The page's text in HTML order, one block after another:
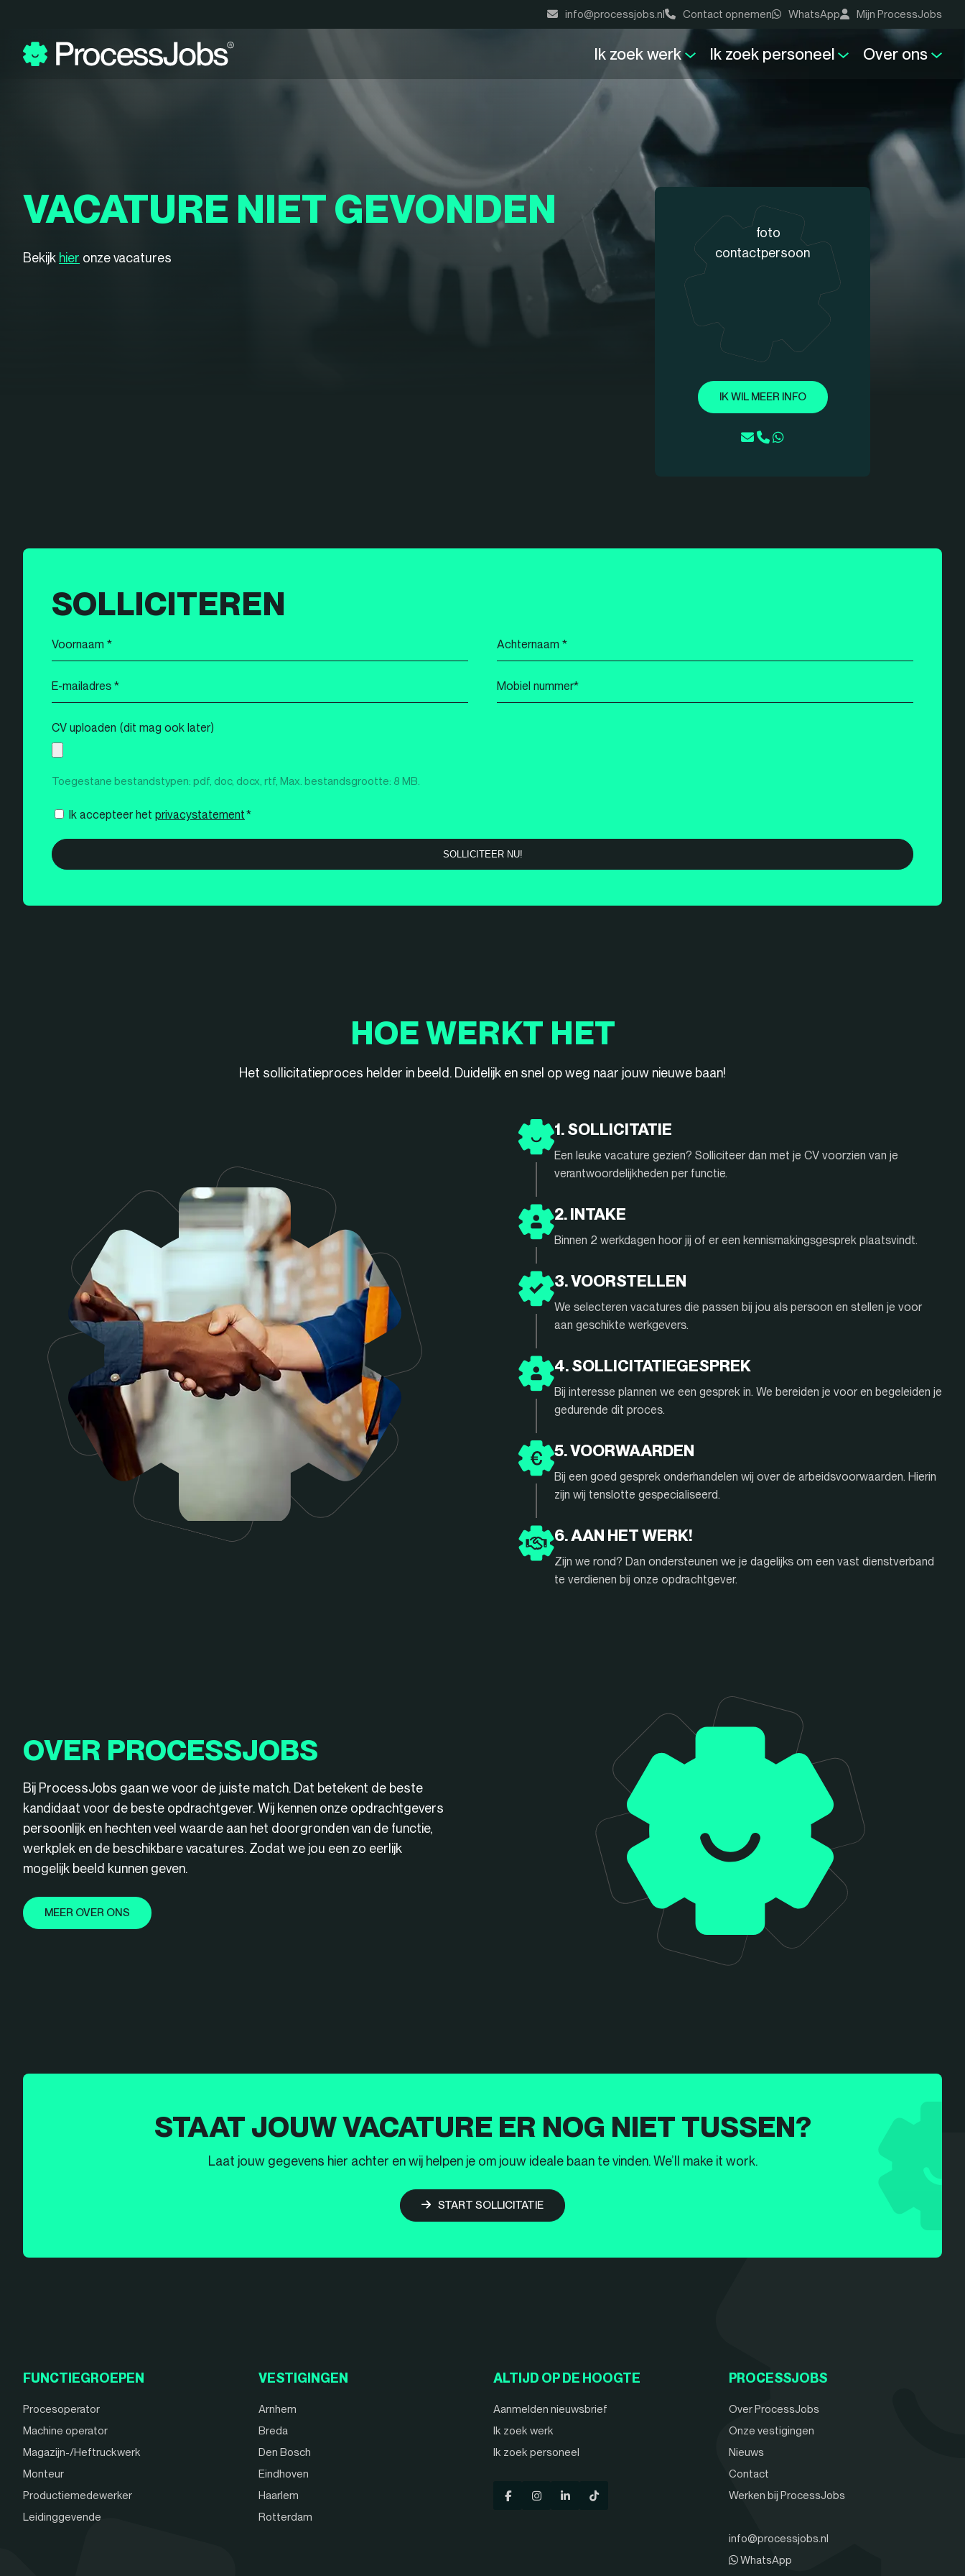
info@processjobs.nl Contact opnemen WhatsApp Mijn ProcessJobs
Ik zoek werk Ik zoek personeel Over ons
VACATURE NIET GEVONDEN
Bekijk hier onze vacatures
IK WIL MEER INFO
SOLLICITEREN
Voornaam
*
Achternaam
*
E-
mailadres
*
Mobiel
nummer
CV uploaden (dit mag ook later)
Toegestane bestandstypen: pdf, doc, docx, rtf, Max. bestandsgrootte: 8 MB.
Instemming
Ik accepteer het privacystatement*
HOE WERKT HET
Het sollicitatieproces helder in beeld. Duidelijk en snel op weg naar jouw nieuwe baan!
1. SOLLICITATIE
Een leuke vacature gezien? Solliciteer dan met je CV voorzien van je
verantwoordelijkheden per functie.
2. INTAKE
Binnen 2 werkdagen hoor jij of er een kennismakingsgesprek plaatsvindt.
3. VOORSTELLEN
We selecteren vacatures die passen bij jou als persoon en stellen je voor
aan geschikte werkgevers.
4. SOLLICITATIEGESPREK
Bij interesse plannen we een gesprek in. We bereiden je voor en begeleiden je
gedurende dit proces.
5. VOORWAARDEN
Bij een goed gesprek onderhandelen wij over de arbeidsvoorwaarden. Hierin
zijn wij tenslotte gespecialiseerd.
6. AAN HET WERK!
Zijn we rond? Dan ondersteunen we je dagelijks om een vast dienstverband
te verdienen bij onze opdrachtgever.
OVER PROCESSJOBS
Bij ProcessJobs gaan we voor de juiste match. Dat betekent de beste
kandidaat voor de beste opdrachtgever. Wij kennen onze opdrachtgevers
persoonlijk en hechten veel waarde aan het doorgronden van de functie,
werkplek en de beschikbare vacatures. Zodat we jou een zo eerlijk
mogelijk beeld kunnen geven.
MEER OVER ONS
STAAT JOUW VACATURE ER NOG NIET TUSSEN?
Laat jouw gegevens hier achter en wij helpen je om jouw ideale baan te vinden. We’ll make it work.
START SOLLICITATIE
FUNCTIEGROEPEN
Procesoperator
Machine operator
Magazijn-/Heftruckwerk
Monteur
Productiemedewerker
Leidinggevende
VESTIGINGEN
Arnhem
Breda
Den Bosch
Eindhoven
Haarlem
Rotterdam
ALTIJD OP DE HOOGTE
Aanmelden nieuwsbrief
Ik zoek werk
Ik zoek personeel
PROCESSJOBS
Over ProcessJobs
Onze vestigingen
Nieuws
Contact
Werken bij ProcessJobs
info@processjobs.nl
WhatsApp